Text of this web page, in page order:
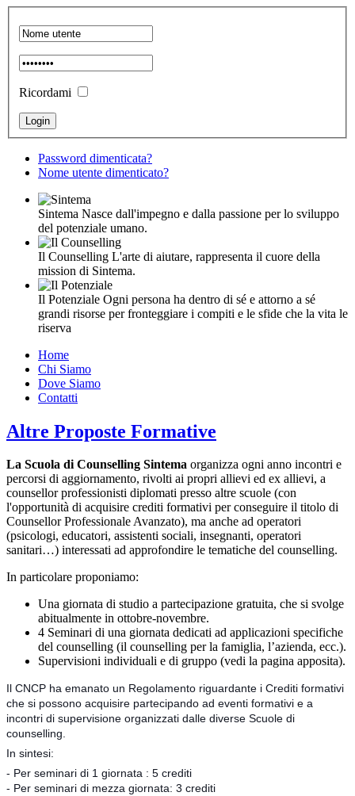
Ricordami
Password dimenticata?
Nome utente dimenticato?
Sintema Nasce dall'impegno e dalla passione per lo sviluppo
del potenziale umano.
Il Counselling L'arte di aiutare, rappresenta il cuore della
mission di Sintema.
Il Potenziale Ogni persona ha dentro di sé e attorno a sé
grandi risorse per fronteggiare i compiti e le sfide che la vita le
riserva
Home
Chi Siamo
Dove Siamo
Contatti
Altre Proposte Formative
La Scuola di Counselling Sintema organizza ogni anno incontri e
percorsi di aggiornamento, rivolti ai propri allievi ed ex allievi, a
counsellor professionisti diplomati presso altre scuole (con
l'opportunità di acquisire crediti formativi per conseguire il titolo di
Counsellor Professionale Avanzato), ma anche ad operatori
(psicologi, educatori, assistenti sociali, insegnanti, operatori
sanitari…) interessati ad approfondire le tematiche del counselling.
In particolare proponiamo:
Una giornata di studio a partecipazione gratuita, che si svolge
abitualmente in ottobre-novembre.
4 Seminari di una giornata dedicati ad applicazioni specifiche
del counselling (il counselling per la famiglia, l’azienda, ecc.).
Supervisioni individuali e di gruppo (vedi la pagina apposita).
Il CNCP ha emanato un Regolamento riguardante i Crediti formativi
che si possono acquisire partecipando ad eventi formativi e a
incontri di supervisione organizzati dalle diverse Scuole di
counselling.
In sintesi:
- Per seminari di 1 giornata : 5 crediti
- Per seminari di mezza giornata: 3 crediti